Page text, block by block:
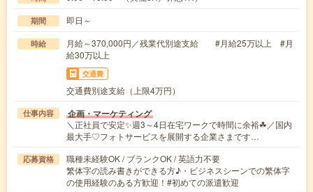
期間 即日～
時給
月給～370,000円／残業代別途支給 #月給25万以上 #月
給30万以上
交通費
交通費別途支給（上限4万円）
仕事内容 企画・マーケティング
＼正社員で安定✨週3～4日在宅ワークで時間に余裕☘／国内
最大手♡フォトサービスを展開する企業さまです…
応募資格
職種未経験OK / ブランクOK / 英語力不要
繁体字の読み書きができる方♪・ビジネスシーンでの繁体字
の使用経験のある方歓迎！#初めての派遣歓迎